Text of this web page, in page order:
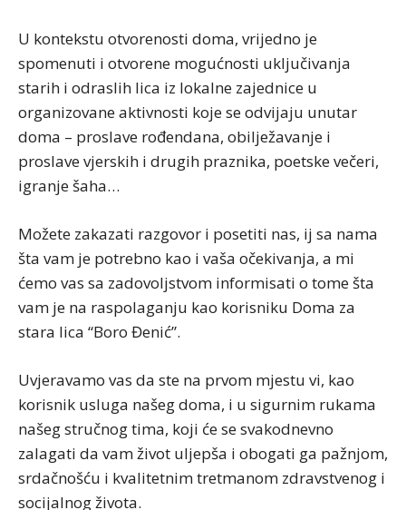
U kontekstu otvorenosti doma, vrijedno je
spomenuti i otvorene mogućnosti uključivanja
starih i odraslih lica iz lokalne zajednice u
organizovane aktivnosti koje se odvijaju unutar
doma – proslave rođendana, obilježavanje i
proslave vjerskih i drugih praznika, poetske večeri,
igranje šaha…
Možete zakazati razgovor i posetiti nas, ij sa nama
šta vam je potrebno kao i vaša očekivanja, a mi
ćemo vas sa zadovoljstvom informisati o tome šta
vam je na raspolaganju kao korisniku Doma za
stara lica “Boro Đenić”.
Uvjeravamo vas da ste na prvom mjestu vi, kao
korisnik usluga našeg doma, i u sigurnim rukama
našeg stručnog tima, koji će se svakodnevno
zalagati da vam život uljepša i obogati ga pažnjom,
srdačnošću i kvalitetnim tretmanom zdravstvenog i
socijalnog života.